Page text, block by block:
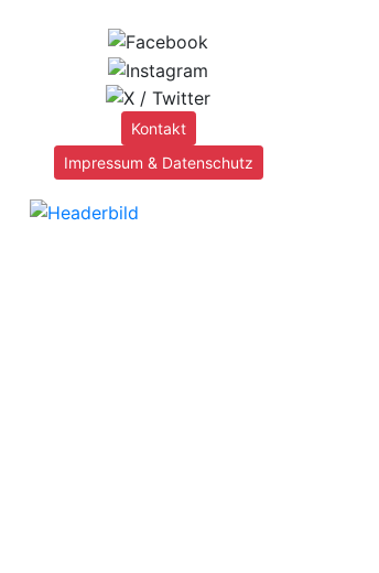
Kontakt
Impressum & Datenschutz